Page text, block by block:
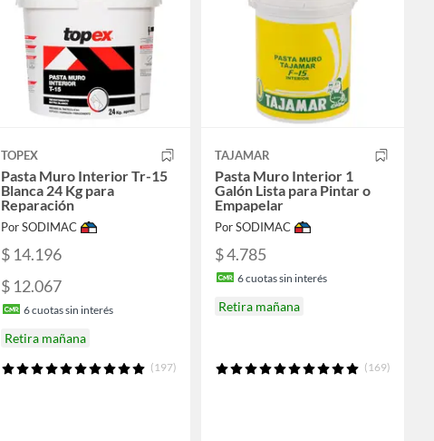
TOPEX
Pasta Muro Interior Tr-15
Blanca 24 Kg para
Reparación
Por SODIMAC
$ 14.196
$ 12.067
6cuotas sin interés
Retira mañana
(197)
TAJAMAR
Pasta Muro Interior 1
Galón Lista para Pintar o
Empapelar
Por SODIMAC
$ 4.785
6cuotas sin interés
Retira mañana
(169)